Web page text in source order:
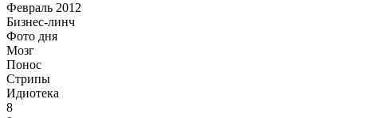
Февраль 2012
Бизнес-линч
Фото дня
Мозг
Понос
Стрипы
Идиотека
8